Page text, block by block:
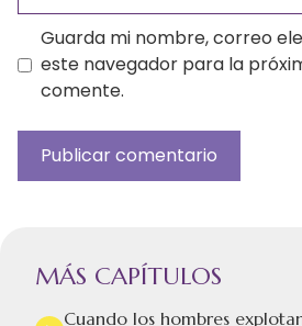
Guarda mi nombre, correo
este navegador para la
comente.
MÁS CAPÍTULOS
Cuando los hombres